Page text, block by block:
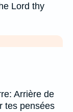
Lord thy
Arrière de
tes pensées